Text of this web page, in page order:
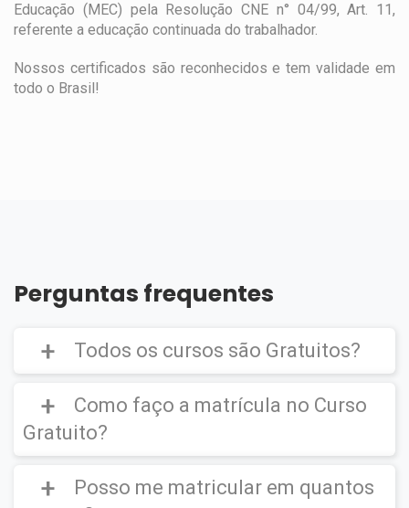
Educação (MEC) pela Resolução CNE n° 04/99, Art. 11,
referente a educação continuada do trabalhador.
Nossos certificados são reconhecidos e tem validade em
todo o Brasil!
Perguntas frequentes
Todos os cursos são Gratuitos?
Curso Gratuito,porém caso deseje emitir o
Certificado Digital é cobrado uma taxa de
Como faço a matrícula no Curso
Gratuito?
CLIQUE AQUI para ver um vídeo de como
Posso me matricular em quantos